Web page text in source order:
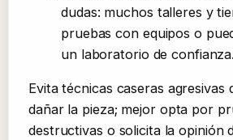
dudas: muchos talleres y
pruebas con equipos o
un laboratorio de confianza.
Evita técnicas caseras agresivas
dañar la pieza; mejor opta por
destructivas o solicita la opinión